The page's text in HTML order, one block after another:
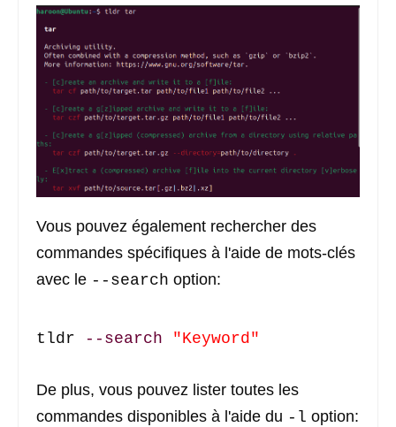
Vous pouvez également rechercher des
commandes spécifiques à l'aide de mots-clés
avec le --search option:
tldr --search "Keyword"
De plus, vous pouvez lister toutes les
commandes disponibles à l'aide du -l option: